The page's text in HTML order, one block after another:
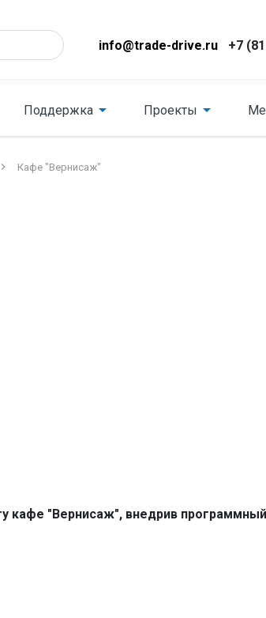
info@trade-drive.ru +7
Поддержка Проекты
Кафе "Вернисаж"
кафе "Вернисаж", внедрив программный